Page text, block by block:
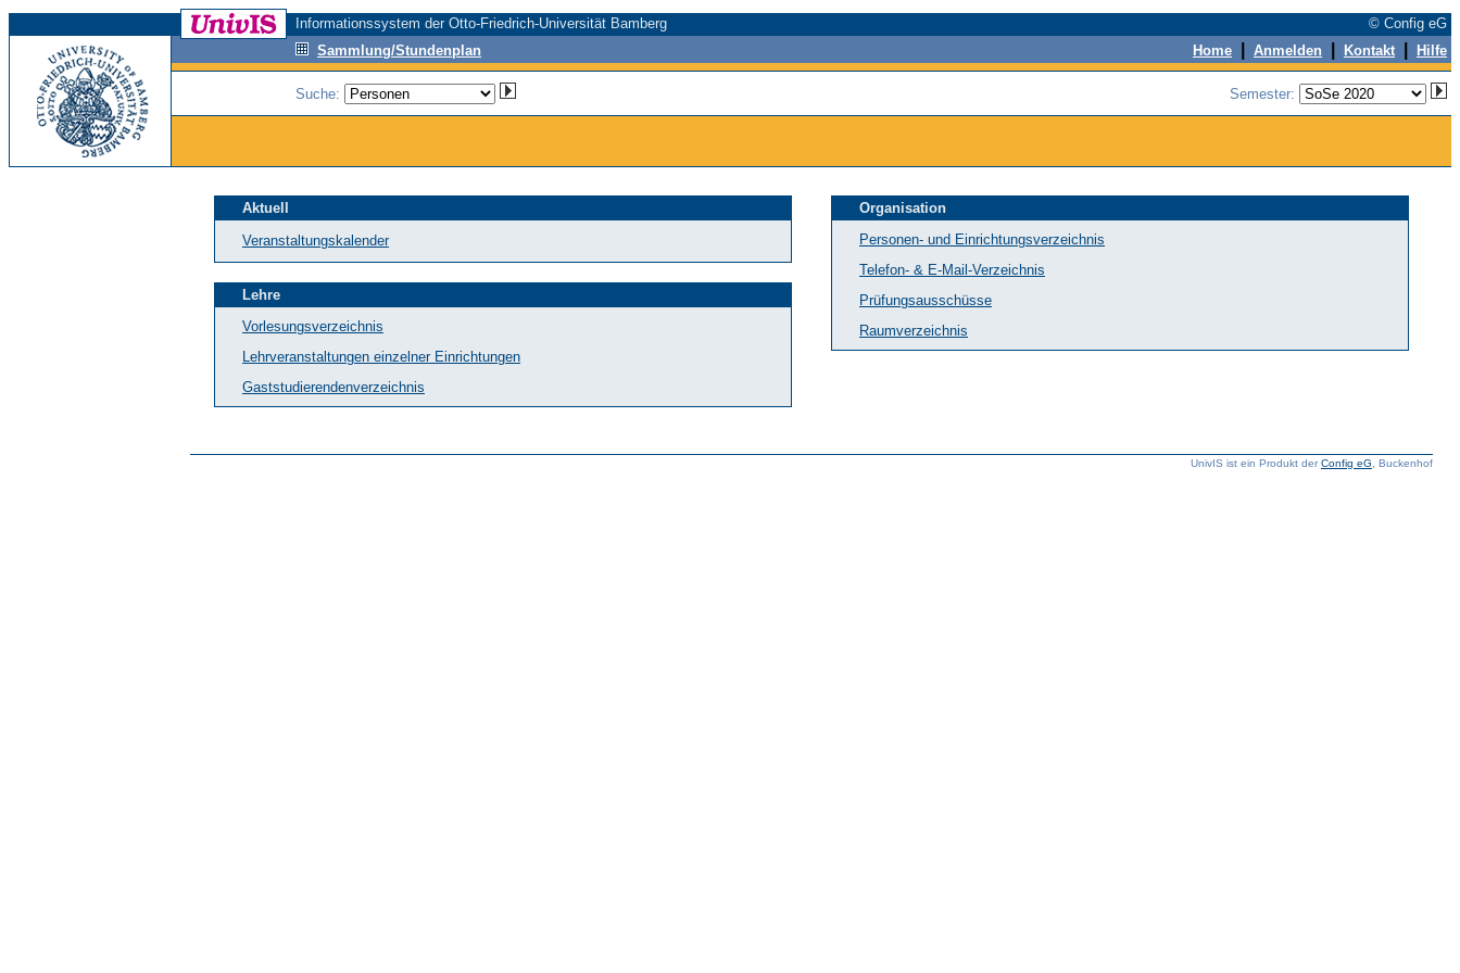
Informationssystem der Otto-Friedrich-Universität Bamberg
© Config eG
Sammlung/Stundenplan
Home Anmelden Kontakt Hilfe
Suche: Semester:
Aktuell
Veranstaltungskalender
Lehre
Vorlesungsverzeichnis
Lehrveranstaltungen einzelner Einrichtungen
Gaststudierendenverzeichnis
Organisation
Personen- und Einrichtungsverzeichnis
Telefon- & E-Mail-Verzeichnis
Prüfungsausschüsse
Raumverzeichnis
UnivIS ist ein Produkt derConfig eG , Buckenhof